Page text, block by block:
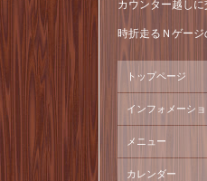
カウンター越し
時折走るＮゲージ
トップページ
インフォメーショ
メニュー
カレンダー